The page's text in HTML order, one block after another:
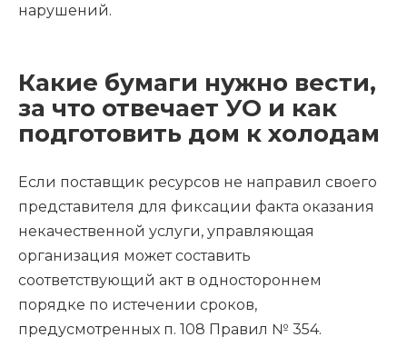
нарушений.
Какие бумаги нужно вести,
за что отвечает УО и как
подготовить дом к холодам
Если поставщик ресурсов не направил своего
представителя для фиксации факта оказания
некачественной услуги, управляющая
организация может составить
соответствующий акт в одностороннем
порядке по истечении сроков,
предусмотренных п. 108 Правил № 354.